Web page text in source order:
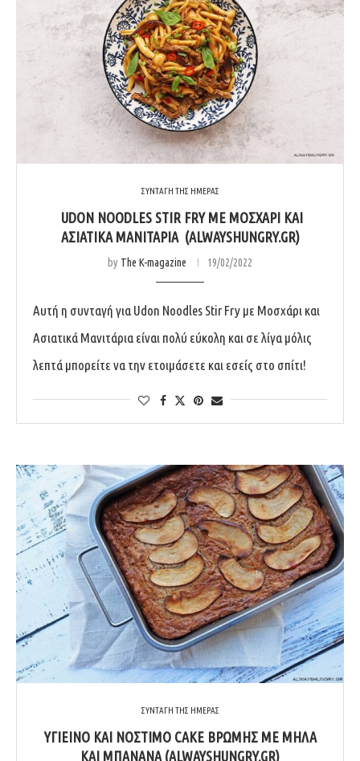
ΣΥΝΤΑΓΗ ΤΗΣ ΗΜΕΡΑΣ
UDON NOODLES STIR FRY ΜΕ ΜΟΣΧΆΡΙ ΚΑΙ
ΑΣΙΑΤΙΚΆ ΜΑΝΙΤΆΡΙΑ (ALWAYSHUNGRY.GR)
by The K-magazine 19/02/2022
Αυτή η συνταγή για Udon Noodles Stir Fry με Μοσχάρι και
Ασιατικά Μανιτάρια είναι πολύ εύκολη και σε λίγα μόλις
λεπτά μπορείτε να την ετοιμάσετε και εσείς στο σπίτι!
ΣΥΝΤΑΓΗ ΤΗΣ ΗΜΕΡΑΣ
ΥΓΙΕΙΝΌ ΚΑΙ ΝΌΣΤΙΜΟ CAKE ΒΡΏΜΗΣ ΜΕ ΜΉΛΑ
ΚΑΙ ΜΠΑΝΆΝΑ (ALWAYSHUNGRY.GR)